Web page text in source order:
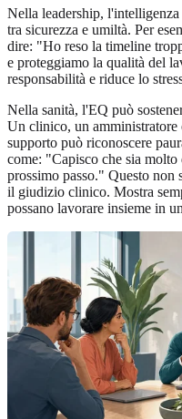
Nella leadership,
tra sicurezza e umiltà. Per
dire: "Ho reso la timeline
e proteggiamo la qualità del
responsabilità e riduce lo
Nella sanità, l'EQ può
Un clinico, un amministratore
supporto può riconoscere
come: "Capisco che sia molto
prossimo passo." Questo non
il giudizio clinico. Mostra
possano lavorare insieme in